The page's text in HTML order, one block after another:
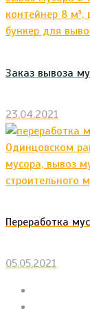
Заказ вывоза
23.04.2021
Переработка
05.05.2021